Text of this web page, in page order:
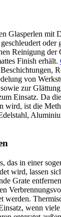
Glasperlen mit
oder
Reinigung der
Finish erhält.
von
zur
Einsatz. Da
wird, ist die
das in einer
wird, lassen
Grate
werden.
wenn